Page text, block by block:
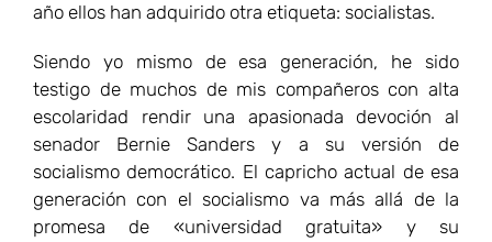
año ellos han adquirido otra etiqueta: socialistas.
Siendo yo mismo de esa generación, he sido
testigo de muchos de mis compañeros con alta
escolaridad rendir una apasionada devoción al
senador Bernie Sanders y a su versión de
socialismo democrático. El capricho actual de esa
generación con el socialismo va más allá de la
promesa de «universidad gratuita» y su